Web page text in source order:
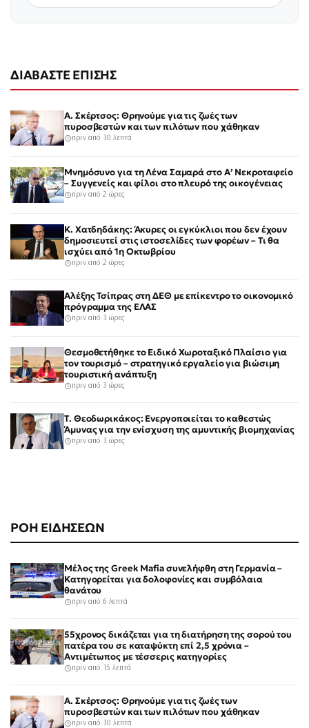
ΡΟΗ ΕΙΔΗΣΕΩΝ
Μέλος της Greek Mafia συνελήφθη στη Γερμανία –
Κατηγορείται για δολοφονίες και συμβόλαια
θανάτου
πριν από 6 λεπτά
55χρονος δικάζεται για τη διατήρηση της σορού του
πατέρα του σε καταψύκτη επί 2,5 χρόνια –
Αντιμέτωπος με τέσσερις κατηγορίες
πριν από 15 λεπτά
Α. Σκέρτσος: Θρηνούμε για τις ζωές των
πυροσβεστών και των πιλότων που χάθηκαν
πριν από 30 λεπτά
ΔΙΑΒΑΣΤΕ ΕΠΙΣΗΣ
Α. Σκέρτσος: Θρηνούμε για τις ζωές των
πυροσβεστών και των πιλότων που χάθηκαν
πριν από 30 λεπτά
Μνημόσυνο για τη Λένα Σαμαρά στο Α’ Νεκροταφείο
– Συγγενείς και φίλοι στο πλευρό της οικογένειας
πριν από 2 ώρες
Κ. Χατδηδάκης: Άκυρες οι εγκύκλιοι που δεν έχουν
δημοσιευτεί στις ιστοσελίδες των φορέων – Τι θα
ισχύει από 1η Οκτωβρίου
πριν από 2 ώρες
Αλέξης Τσίπρας στη ΔΕΘ με επίκεντρο το οικονομικό
πρόγραμμα της ΕΛΑΣ
πριν από 3 ώρες
Θεσμοθετήθηκε το Ειδικό Χωροταξικό Πλαίσιο για
τον τουρισμό – στρατηγικό εργαλείο για βιώσιμη
τουριστική ανάπτυξη
πριν από 3 ώρες
Τ. Θεοδωρικάκος: Ενεργοποιείται το καθεστώς
Άμυνας για την ενίσχυση της αμυντικής βιομηχανίας
πριν από 3 ώρες